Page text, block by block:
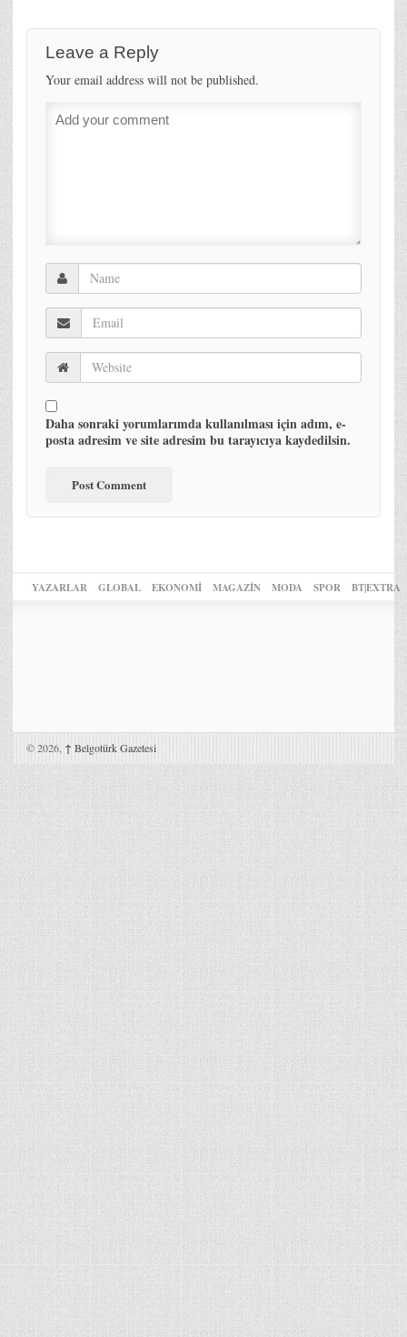
Leave a Reply
Your email address will not be published.
Daha sonraki yorumlarımda kullanılması için adım, e-
posta adresim ve site adresim bu tarayıcıya kaydedilsin.
YAZARLAR GLOBAL EKONOMİ MAGAZİN MODA SPOR BT|EXTRA
© 2026, ↑ Belgotürk Gazetesi